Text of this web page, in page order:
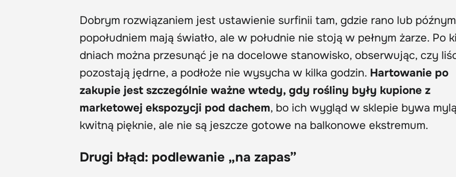
Dobrym rozwiązaniem jest ustawienie surfinii tam, gdzie rano lub późnym
popołudniem mają światło, ale w południe nie stoją w pełnym żarze. Po
dniach można przesunąć je na docelowe stanowisko, obserwując, czy
pozostają jędrne, a podłoże nie wysycha w kilka godzin. Hartowanie po
zakupie jest szczególnie ważne wtedy, gdy rośliny były kupione z
marketowej ekspozycji pod dachem, bo ich wygląd w sklepie bywa
kwitną pięknie, ale nie są jeszcze gotowe na balkonowe ekstremum.
Drugi błąd: podlewanie „na zapas”